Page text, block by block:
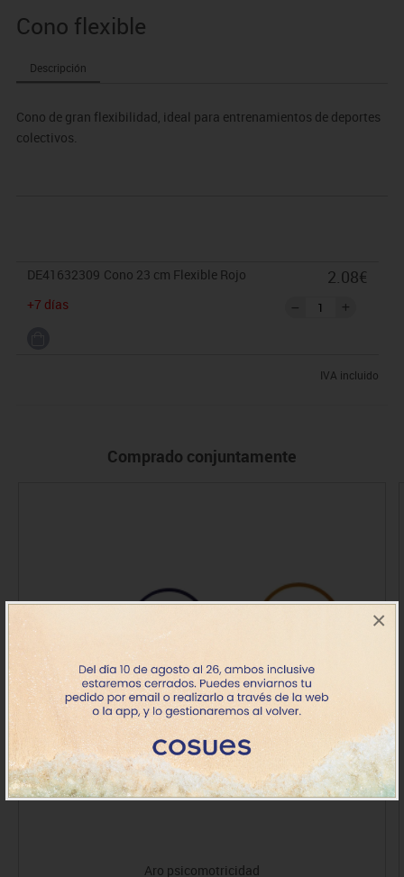
×
Cono flexible
Descripción
Cono de gran flexibilidad, ideal para entrenamientos de deportes
colectivos.
DE41632309 Cono 23 cm Flexible Rojo
+7 días
2.08€
IVA incluido
Comprado conjuntamente
Aro psicomotricidad